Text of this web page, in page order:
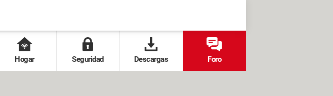
Hogar Seguridad Descargas Foro